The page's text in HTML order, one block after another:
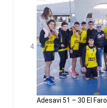
Adesavi 51 – 30 El Faro